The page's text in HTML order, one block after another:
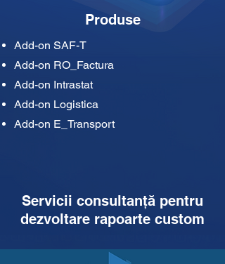
Produse
Add-on SAF-T
Add-on RO_Factura
Add-on Intrastat
Add-on Logistica
Add-on E_Transport
Servicii consultanță pentru
dezvoltare rapoarte custom